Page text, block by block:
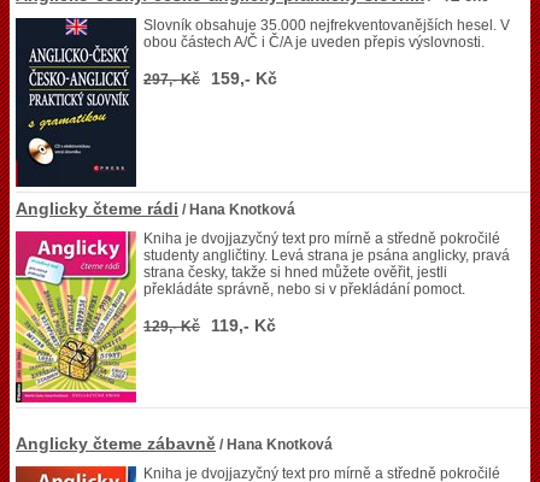
Slovník obsahuje 35.000 nejfrekventovanějších hesel. V
obou částech A/Č i Č/A je uveden přepis výslovnosti.
297,- Kč 159,- Kč
Anglicky čteme rádi / Hana Knotková
Kniha je dvojjazyčný text pro mírně a středně pokročilé
studenty angličtiny. Levá strana je psána anglicky, pravá
strana česky, takže si hned můžete ověřit, jestli
překládáte správně, nebo si v překládání pomoct.
129,- Kč 119,- Kč
Anglicky čteme zábavně / Hana Knotková
Kniha je dvojjazyčný text pro mírně a středně pokročilé